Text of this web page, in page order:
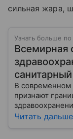
сильная жара,
Узнать больше
Всемирная
В современном
признают
координатором
Читать дальше